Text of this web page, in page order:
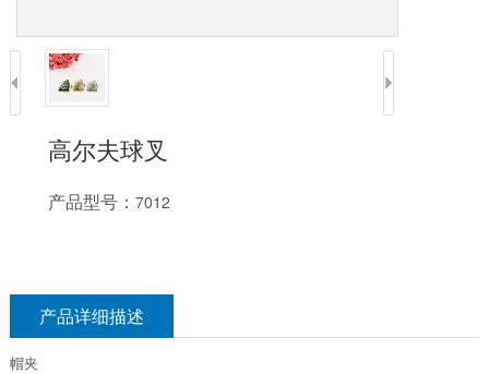
高尔夫球叉
产品型号：7012
产品详细描述
帽夹